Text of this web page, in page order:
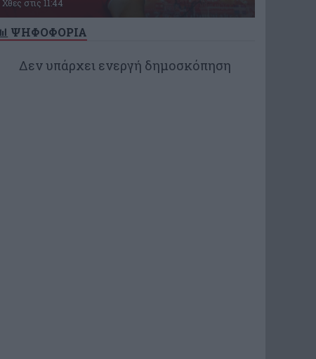
Χθες στις 11:44
ΨΗΦΟΦΟΡΙΑ
Δεν υπάρχει ενεργή δημοσκόπηση